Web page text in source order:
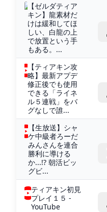
【ゼルダティア
キン】龍素材だ
けは緩和してほ
しい、白龍の上
で放置という手
もある。...
【ティアキン攻
略】最新アプデ
修正後でも使用
できる「ライネ
ル５連戦」をバ
グなしで誰...
【生放送】シャ
ケ中級者ろーだ
みんさんを連合
勝利に導ける
か...!? 朝活ビッ
グビ...
ティアキン初見
プレイ１５ -
YouTube